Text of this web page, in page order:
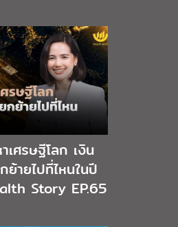
เศรษฐีโลก เงิน
ย้ายไปที่ไหนในปี
Story EP.65